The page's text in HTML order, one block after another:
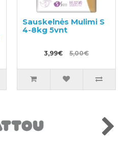
Sauskelnės Mulimi S
4-8kg 5vnt
3,99€ 5,00€